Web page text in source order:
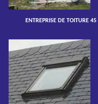
ENTREPRISE DE TOITURE 45